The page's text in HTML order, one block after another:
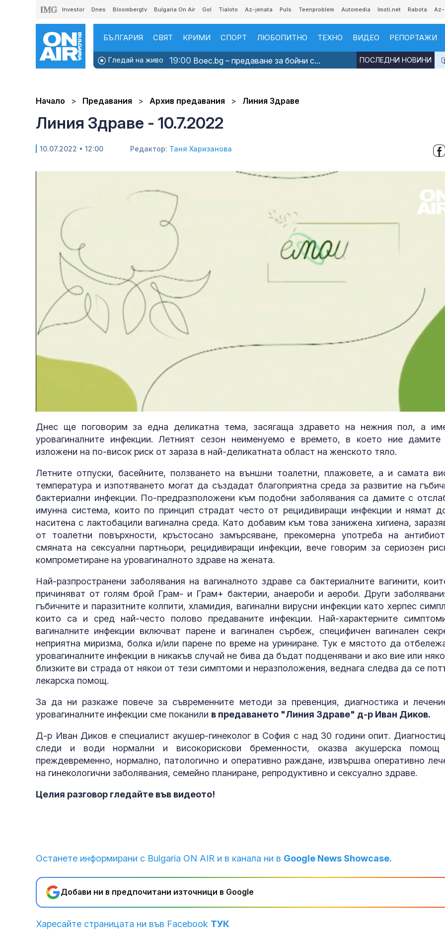
Investor Dnes Bloombergtv Bulgaria On Air Gol Tialoto Az-jenata Puls Teenproblem Automedia Imoti.net Rabota
БЪЛГАРИЯ СВЯТ КРИМИ СПОРТ ЛЮБОПИТНО ТЕХНО ВИДЕО РЕПОРТАЖИ
Гледай на живо 19:00 Boec.bg – предаване за бойни с... ПОСЛЕДНИ НОВИНИ
Начало Предавания Архив предавания Линия Здраве
Линия Здраве - 10.7.2022
10.07.2022 • 12:00 Редактор: Таня Харизанова
Днес ще поговорим за една деликатна тема, засягаща здравето на нежния пол, а
уровагиналните инфекции. Летният сезон неименуемо е времето, в което ние
изложени на по-висок риск от зараза в най-деликатната област на женското тяло.
Летните отпуски, басейните, ползването на външни тоалетни, плажовете, а и самата
температура и изпотяването могат да създадат благоприятна среда за развитие на
бактериални инфекции. По-предразположени към подобни заболявания са дамите с
имунна система, които по принцип страдат често от рецидивиращи инфекции и нямат
наситена с лактобацили вагинална среда. Като добавим към това занижена хигиена,
от тоалетни повърхности, кръстосано замърсяване, прекомерна употреба на
смяната на сексуални партньори, рецидивиращи инфекции, вече говорим за сериозен
компрометиране на уровагиналното здраве на жената.
Най-разпространени заболявания на вагиналното здраве са бактериалните вагинити,
причиняват от голям брой Грам- и Грам+ бактерии, анаероби и аероби. Други
гъбичните и паразитните колпити, хламидия, вагинални вирусни инфекции като херпес
които са и сред най-често полово предаваните инфекции. Най-характерните
вагиналните инфекции включват парене и вагинален сърбеж, специфичен вагинален
неприятна миризма, болка и/или парене по време на уриниране. Тук е мястото да
уровагиналните инфекции в никакъв случай не бива да бъдат подценявани и ако вие или
близките ви страда от някои от тези симптоми и неразположения, веднага следва да се
лекарска помощ.
За да ни разкаже повече за съвременните методи за превенция, диагностика и
уровагиналните инфекции сме поканили в предаването "Линия Здраве" д-р Иван Диков.
Д-р Иван Диков е специалист акушер-гинеколог в София с над 30 години опит.
следи и води нормални и високорискови бременности, оказва акушерска помощ
преждевременно, нормално, патологично и оперативно раждане, извършва оперативно
на гинекологични заболявания, семейно планиране, репродуктивно и сексуално здраве.
Целия разговор гледайте във видеото!
Останете информирани с Bulgaria ON AIR и в канала ни в Google News Showcase.
Добави ни в предпочитани източници в Google
Харесайте страницата ни във Facebook ТУК
Пожарът
е овладян
Интер надви
превърна в
Шофьор на
телефон в
волана:
използва
Русия